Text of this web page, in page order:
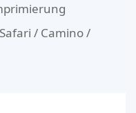
/ Camino /